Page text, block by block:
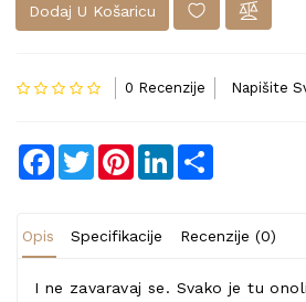
Dodaj U Košaricu
0 Recenzije Napišite
Facebook
TwitterPinterestLinkedIn
Opis Specifikacije Recenzije (0)
I ne zavaravaj se. Svako je tu